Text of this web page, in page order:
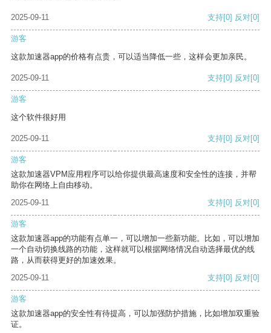
2025-09-11 支持[0] 反对[0]
游客
这款加速器app的价格有点贵，可以适当降低一些，这样会更加亲民。
2025-09-11 支持[0] 反对[0]
游客
这个软件很好用
2025-09-11 支持[0] 反对[0]
游客
这款加速器VPM应用程序可以给你提供最高速度和安全性的连接，并帮
助你在网络上自由移动。
2025-09-11
支持[0] 反对[0]
游客
这款加速器app的功能有点单一，可以增加一些新功能。比如，可以增加
一个自动切换线路的功能，这样就可以根据网络情况自动选择最优的线
路，从而获得更好的加速效果。
2025-09-11
支持[0] 反对[0]
游客
这款加速器app的安全性有待提高，可以加强防护措施，比如增加双重验
证。